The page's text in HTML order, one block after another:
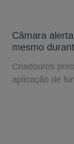
Câmara
mesmo
Criadouros
aplicação de